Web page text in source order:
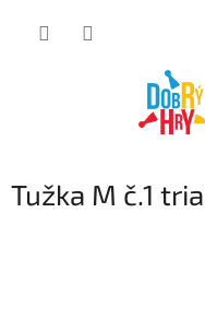
Tužka M č.1